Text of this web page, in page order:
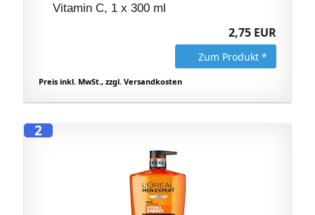
Vitamin C, 1 x 300 ml
2,75 EUR
Zum Produkt *
Preis inkl. MwSt., zzgl. Versandkosten
2